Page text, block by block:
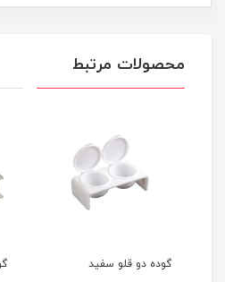
محصولات مرتبط
گوده دو قلو سفید